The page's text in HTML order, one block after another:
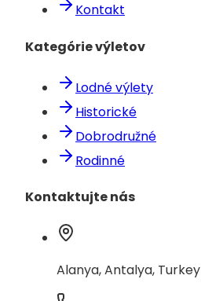
Kontakt
Kategórie výletov
Lodné výlety
Historické
Dobrodružné
Rodinné
Kontaktujte nás
Alanya, Antalya, Turkey